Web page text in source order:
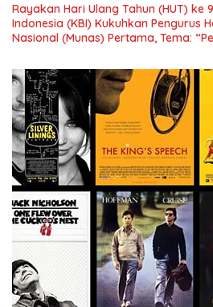
Rayakan Hari Ulang Tahun (HUT) ke
Indonesia (KBI) Kukuhkan Pengurus
Nasional (Munas) Pertama, Tema:
Indonesia dan Mancanegara”.